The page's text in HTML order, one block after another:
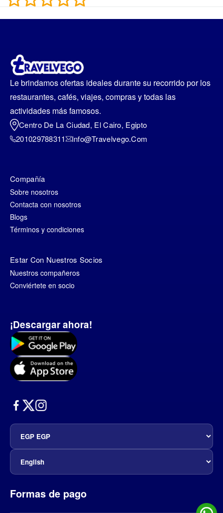
Le brindamos ofertas ideales durante su recorrido por los
restaurantes, cafés, viajes, compras y todas las
actividades más famosos.
Centro De La Ciudad, El Cairo, Egipto
201029788311
Info@travelvego.com
Compañía
Sobre nosotros
Contacta con nosotros
Blogs
Términos y condiciones
Estar Con Nuestros Socios
Nuestros compañeros
Conviértete en socio
¡Descargar ahora!
Formas de pago